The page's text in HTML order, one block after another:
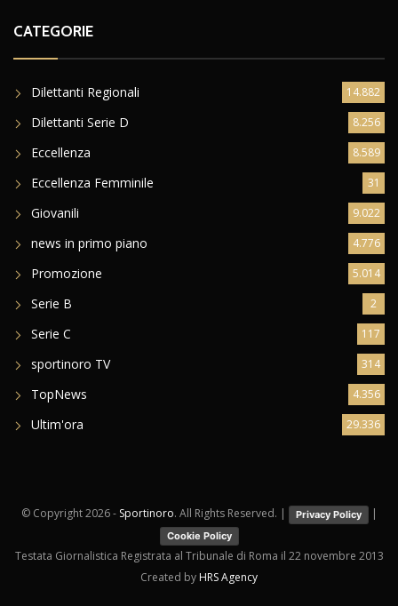
CATEGORIE
Dilettanti Regionali 14.882
Dilettanti Serie D 8.256
Eccellenza 8.589
Eccellenza Femminile 31
Giovanili 9.022
news in primo piano 4.776
Promozione 5.014
Serie B 2
Serie C 117
sportinoro TV 314
TopNews 4.356
Ultim'ora 29.336
© Copyright2026 - Sportinoro. All Rights Reserved. | Privacy Policy |
Cookie Policy
Testata Giornalistica Registrata al Tribunale di Roma il 22 novembre 2013
Created by HRS Agency